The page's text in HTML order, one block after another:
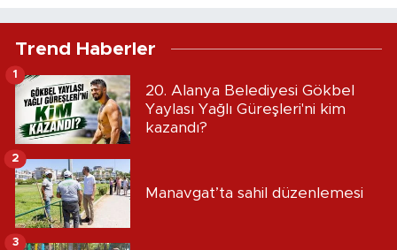
Trend Haberler
20. Alanya Belediyesi Gökbel
Yaylası Yağlı Güreşleri'ni kim
kazandı?
1
Manavgat’ta sahil düzenlemesi
2
3